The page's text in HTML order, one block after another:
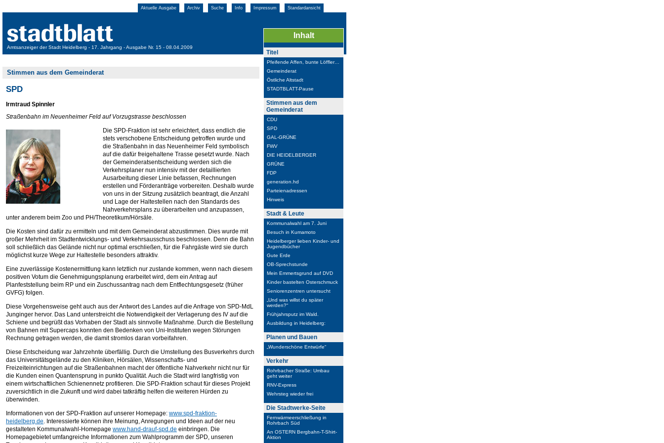
Aktuelle Ausgabe Archiv Suche Info Impressum Standardansicht
Amtsanzeiger der Stadt Heidelberg - 17. Jahrgang - Ausgabe Nr. 15 - 08.04.2009
Stimmen aus dem Gemeinderat
SPD
Irmtraud Spinnler
Straßenbahn im Neuenheimer Feld auf Vorzugstrasse beschlossen
Die SPD-Fraktion ist sehr erleichtert, dass endlich die
stets verschobene Entscheidung getroffen wurde und
die Straßenbahn in das Neuenheimer Feld symbolisch
auf die dafür freigehaltene Trasse gesetzt wurde. Nach
der Gemeinderatsentscheidung werden sich die
Verkehrsplaner nun intensiv mit der detaillierten
Ausarbeitung dieser Linie befassen, Rechnungen
erstellen und Förderanträge vorbereiten. Deshalb wurde
von uns in der Sitzung zusätzlich beantragt, die Anzahl
und Lage der Haltestellen nach den Standards des
Nahverkehrsplans zu überarbeiten und anzupassen,
unter anderem beim Zoo und PH/Theoretikum/Hörsäle.
Die Kosten sind dafür zu ermitteln und mit dem Gemeinderat abzustimmen. Dies wurde mit
großer Mehrheit im Stadtentwicklungs- und Verkehrsausschuss beschlossen. Denn die Bahn
soll schließlich das Gelände nicht nur optimal erschließen, für die Fahrgäste wird sie durch
möglichst kurze Wege zur Haltestelle besonders attraktiv.
Eine zuverlässige Kostenermittlung kann letztlich nur zustande kommen, wenn nach diesem
positiven Votum die Genehmigungsplanung erarbeitet wird, dem ein Antrag auf
Planfeststellung beim RP und ein Zuschussantrag nach dem Entflechtungsgesetz (früher
GVFG) folgen.
Diese Vorgehensweise geht auch aus der Antwort des Landes auf die Anfrage von SPD-MdL
Junginger hervor. Das Land unterstreicht die Notwendigkeit der Verlagerung des IV auf die
Schiene und begrüßt das Vorhaben der Stadt als sinnvolle Maßnahme. Durch die Bestellung
von Bahnen mit Supercaps konnten den Bedenken von Uni-Instituten wegen Störungen
Rechnung getragen werden, die damit stromlos daran vorbeifahren.
Diese Entscheidung war Jahrzehnte überfällig. Durch die Umstellung des Busverkehrs durch
das Universitätsgelände zu den Kliniken, Hörsälen, Wissenschafts- und
Freizeiteinrichtungen auf die Straßenbahnen macht der öffentliche Nahverkehr nicht nur für
die Kunden einen Quantensprung in punkto Qualität. Auch die Stadt wird langfristig von
einem wirtschaftlichen Schienennetz profitieren. Die SPD-Fraktion schaut für dieses Projekt
zuversichtlich in die Zukunft und wird dabei tatkräftig helfen die weiteren Hürden zu
überwinden.
Informationen von der SPD-Fraktion auf unserer Homepage: www.spd-fraktion-
heidelberg.de. Interessierte können ihre Meinung, Anregungen und Ideen auf der neu
gestalteten Kommunalwahl-Homepage www.hand-drauf-spd.de einbringen. Die
Homepagebietet umfangreiche Informationen zum Wahlprogramm der SPD, unseren
Inhalt
Titel
Pfeifende Affen, bunte Löffler…
Gemeinderat
Östliche Altstadt
STADTBLATT-Pause
Stimmen aus dem
Gemeinderat
CDU
SPD
GAL-GRÜNE
FWV
DIE HEIDELBERGER
GRÜNE
FDP
generation.hd
Parteienadressen
Hinweis
Stadt & Leute
Kommunalwahl am 7. Juni
Besuch in Kumamoto
Heidelberger lieben Kinder- und
Jugendbücher
Gute Erde
OB-Sprechstunde
Mein Emmertsgrund auf DVD
Kinder bastelten Osterschmuck
Seniorenzentren untersucht
„Und was willst du später
werden?“
Frühjahrsputz im Wald.
Ausbildung in Heidelberg:
Planen und Bauen
„Wunderschöne Entwürfe“
Verkehr
Rohrbacher Straße: Umbau
geht weiter
RNV-Express
Wehrsteg wieder frei
Die Stadtwerke-Seite
Fernwärmeerschließung in
Rohrbach Süd
An OSTERN Bergbahn-T-Shirt-
Aktion